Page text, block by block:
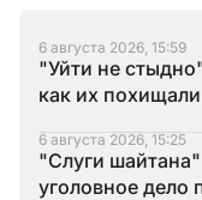
6 августа 2026, 15:59
"Уйти не
как их
6 августа 2026, 15:25
"Слуги
уголовное дело